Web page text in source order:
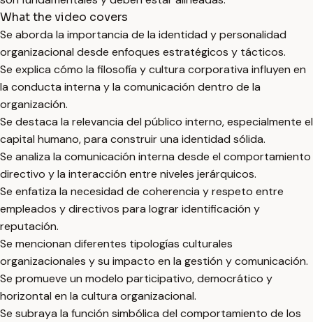
What the video covers
Se aborda la importancia de la identidad y personalidad
organizacional desde enfoques estratégicos y tácticos.
Se explica cómo la filosofía y cultura corporativa influyen en
la conducta interna y la comunicación dentro de la
organización.
Se destaca la relevancia del público interno, especialmente el
capital humano, para construir una identidad sólida.
Se analiza la comunicación interna desde el comportamiento
directivo y la interacción entre niveles jerárquicos.
Se enfatiza la necesidad de coherencia y respeto entre
empleados y directivos para lograr identificación y
reputación.
Se mencionan diferentes tipologías culturales
organizacionales y su impacto en la gestión y comunicación.
Se promueve un modelo participativo, democrático y
horizontal en la cultura organizacional.
Se subraya la función simbólica del comportamiento de los